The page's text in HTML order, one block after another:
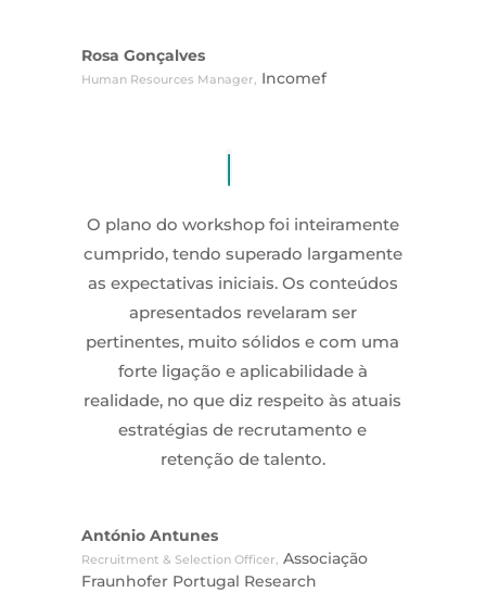
Rosa Gonçalves
Human Resources Manager, Incomef
O plano do workshop foi inteiramente
cumprido, tendo superado largamente
as expectativas iniciais. Os conteúdos
apresentados revelaram ser
pertinentes, muito sólidos e com uma
forte ligação e aplicabilidade à
realidade, no que diz respeito às atuais
estratégias de recrutamento e
retenção de talento.
António Antunes
Recruitment & Selection Officer, Associação
Fraunhofer Portugal Research